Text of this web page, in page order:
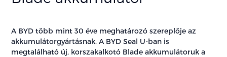
A BYD több mint 30 éve meghatározó szereplője az
akkumulátorgyártásnak. A BYD Seal U-ban is
megtalálható új, korszakalkotó Blade akkumulátoruk a